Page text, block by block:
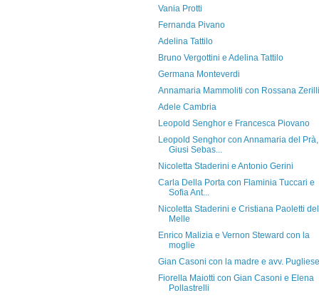
Vania Protti
Fernanda Pivano
Adelina Tattilo
Bruno Vergottini e Adelina Tattilo
Germana Monteverdi
Annamaria Mammoliti con Rossana Zerilli
Adele Cambria
Leopold Senghor e Francesca Piovano
Leopold Senghor con Annamaria del Prà,
Giusi Sebas...
Nicoletta Staderini e Antonio Gerini
Carla Della Porta con Flaminia Tuccari e
Sofia Ant...
Nicoletta Staderini e Cristiana Paoletti del
Melle
Enrico Malizia e Vernon Steward con la
moglie
Gian Casoni con la madre e avv. Pugliese
Fiorella Maiotti con Gian Casoni e Elena
Pollastrelli